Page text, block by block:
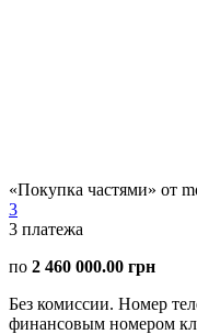
«Покупка частями» от
3
3 платежа
по 2 460 000.00 грн
Без комиссии. Номер
финансовым номером